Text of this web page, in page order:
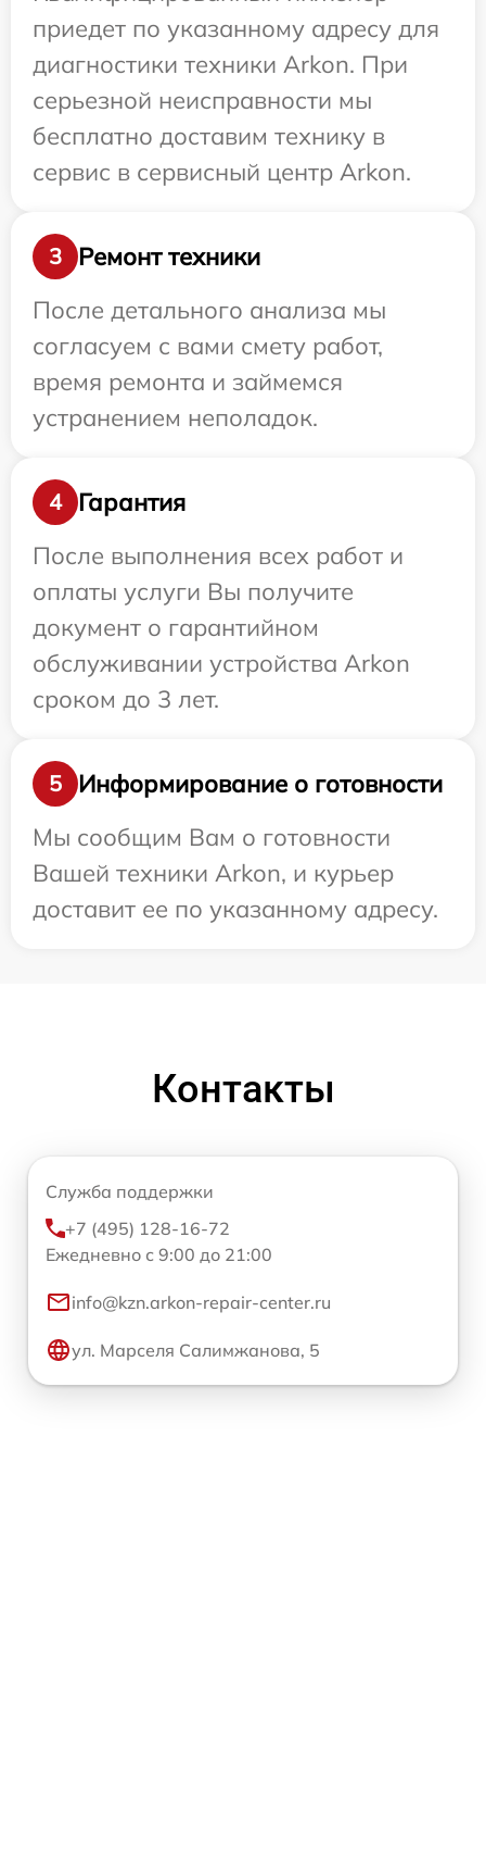
приедет по указанному адресу для
диагностики техники Arkon. При
серьезной неисправности мы
бесплатно доставим технику в
сервис в сервисный центр Arkon.
3
Ремонт техники
После детального анализа мы
согласуем с вами смету работ,
время ремонта и займемся
устранением неполадок.
4
Гарантия
После выполнения всех работ и
оплаты услуги Вы получите
документ о гарантийном
обслуживании устройства Arkon
сроком до 3 лет.
5
Информирование о готовности
Мы сообщим Вам о готовности
Вашей техники Arkon, и курьер
доставит ее по указанному адресу.
Контакты
Служба поддержки
+7 (495) 128-16-72
Ежедневно с 9:00 до 21:00
info@kzn.arkon-repair-center.ru
ул. Марселя Салимжанова, 5